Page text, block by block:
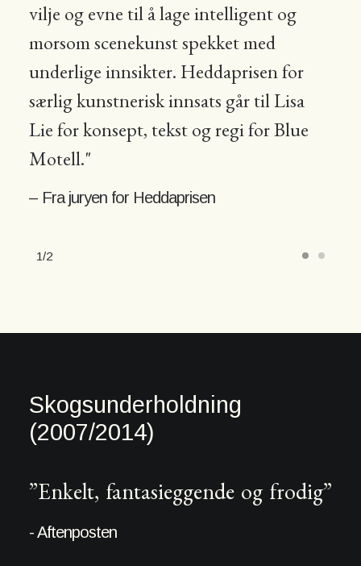
vilje og evne til å lage intelligent og
morsom scenekunst spekket med
underlige innsikter. Heddaprisen for
særlig kunstnerisk innsats går til Lisa
Lie for konsept, tekst og regi for Blue
Motell."
– Fra juryen for Heddaprisen
1 2
Skogsunderholdning
(2007/2014)
”Enkelt, fantasieggende og frodig”
- Aftenposten